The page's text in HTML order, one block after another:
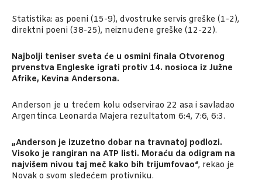
Statistika: as poeni (15-9), dvostruke servis greške (1-2),
direktni poeni (38-25), neiznuđene greške (12-22).
Najbolji teniser sveta će u osmini finala Otvorenog
prvenstva Engleske igrati protiv 14. nosioca iz Južne
Afrike, Kevina Andersona.
Anderson je u trećem kolu odservirao 22 asa i savladao
Argentinca Leonarda Majera rezultatom 6:4, 7:6, 6:3.
„Anderson je izuzetno dobar na travnatoj podlozi.
Visoko je rangiran na ATP listi. Moraću da odigram na
najvišem nivou taj meč kako bih trijumfovao“, rekao je
Novak o svom sledećem protivniku.